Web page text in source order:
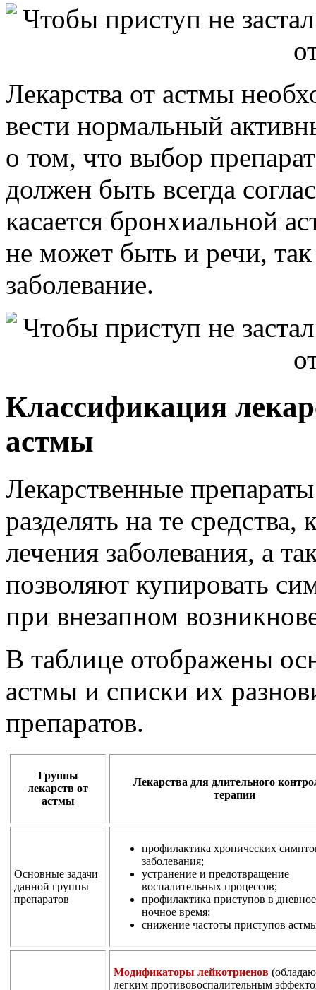
Лекарства от астмы
вести нормальный
о том, что выбор
должен быть всегда
касается бронхиальной
не может быть и речи,
заболевание.
Классификация
астмы
Лекарственные
разделять на те
лечения заболевания, а
позволяют купировать
при внезапном
В таблице отображены
астмы и списки их
препаратов.
Группы
лекарств от
астмы
Лекарства для длительного
терапии
Основные задачи
данной группы
препаратов
профилактика хронических
заболевания;
устранение и предотвращение
воспалительных процессов;
профилактика приступов в
ночное время;
снижение частоты приступов
Модификаторы лейкотриенов
легким противовоспалительным